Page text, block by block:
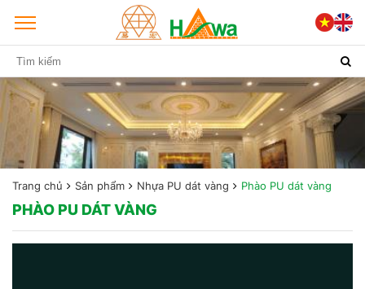
Trang chủ Sản phẩm Nhựa PU dát vàng Phào PU dát vàng
PHÀO PU DÁT VÀNG